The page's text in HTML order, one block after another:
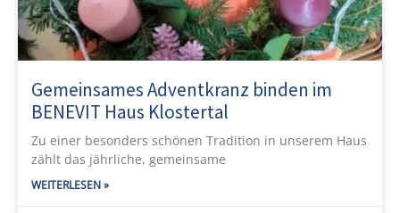
Gemeinsames Adventkranz binden im
BENEVIT Haus Klostertal
Zu einer besonders schönen Tradition in unserem Haus
zählt das jährliche, gemeinsame
WEITERLESEN »